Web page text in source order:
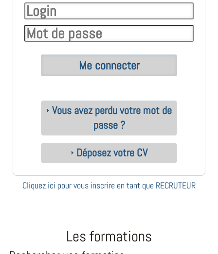
Vous avez perdu votre mot de
passe ?
Déposez votre CV
Cliquez ici pour vous inscrire en tant que RECRUTEUR
Les formations